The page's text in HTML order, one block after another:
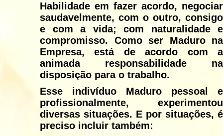
Habilidade em fazer acordo, negociar
saudavelmente, com o outro, consigo
e com a vida; com naturalidade e
compromisso. Como ser Maduro na
Empresa, está de acordo com a
animada responsabilidade na
disposição para o trabalho.
Esse indivíduo Maduro pessoal e
profissionalmente, experimentou
diversas situações. E por situações, é
preciso incluir também: